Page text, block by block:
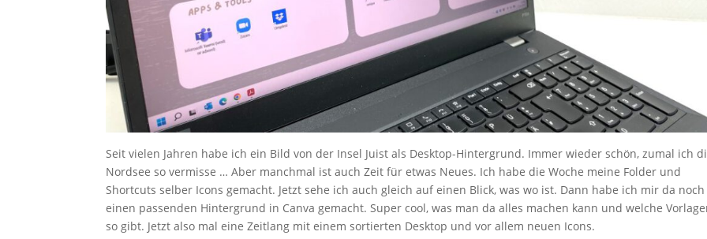
Seit vielen Jahren habe ich ein Bild von der Insel Juist als Desktop-Hintergrund. Immer wieder schön, zumal ich
Nordsee so vermisse … Aber manchmal ist auch Zeit für etwas Neues. Ich habe die Woche meine Folder und
Shortcuts selber Icons gemacht. Jetzt sehe ich auch gleich auf einen Blick, was wo ist. Dann habe ich mir da noch
einen passenden Hintergrund in Canva gemacht. Super cool, was man da alles machen kann und welche
so gibt. Jetzt also mal eine Zeitlang mit einem sortierten Desktop und vor allem neuen Icons.